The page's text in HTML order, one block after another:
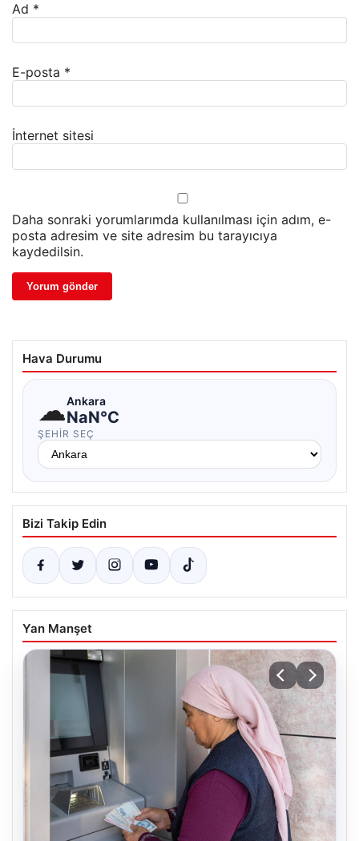
Ad *
E-posta *
İnternet sitesi
Daha sonraki yorumlarımda kullanılması için adım, e-
posta adresim ve site adresim bu tarayıcıya
kaydedilsin.
Hava Durumu
☁Ankara
NaN°C
ŞEHIR SEÇ
Bizi Takip Edin
Yan Manşet